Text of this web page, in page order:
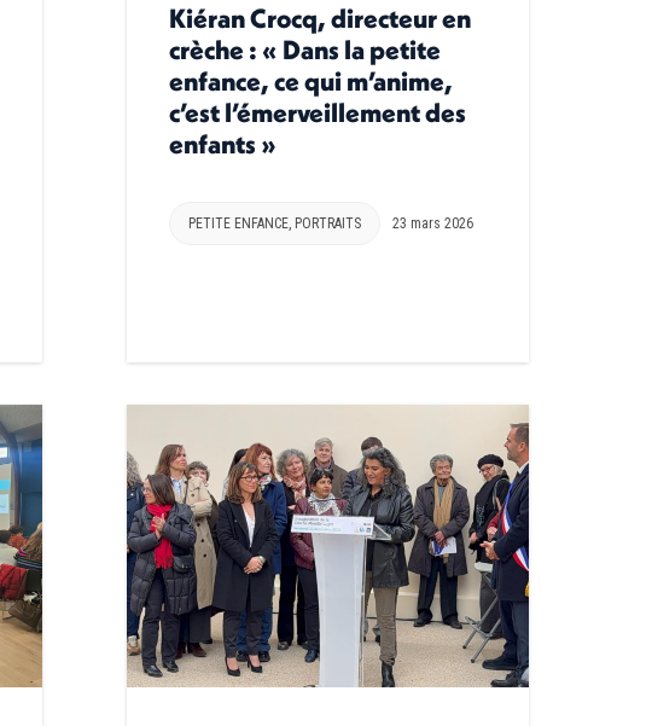
Kiéran Crocq, directeur en
crèche : « Dans la petite
enfance, ce qui m’anime,
c’est l’émerveillement des
enfants »
PETITE ENFANCE, PORTRAITS 23 mars 2026